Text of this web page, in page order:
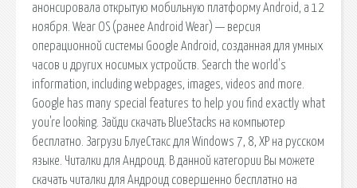
анонсировала открытую мобильную платформу Android, а 12
ноября. Wear OS (ранее Android Wear) — версия
операционной системы Google Android, созданная для умных
часов и других носимых устройств. Search the world's
information, including webpages, images, videos and more.
Google has many special features to help you find exactly what
you're looking. Зайди скачать BlueStacks на компьютер
бесплатно. Загрузи БлуеСтакс для Windows 7, 8, XP на русском
языке. Читалки для Андроид. В данной категории Вы можете
скачать читалки для Андроид совершенно бесплатно на